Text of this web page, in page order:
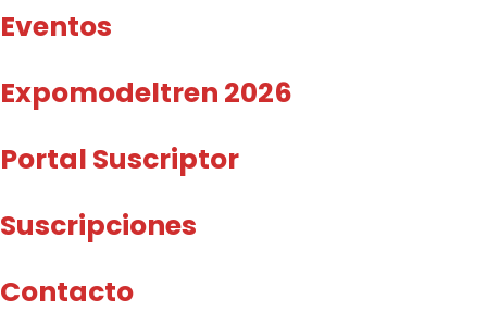
Eventos
Expomodeltren 2026
Portal Suscriptor
Suscripciones
Contacto